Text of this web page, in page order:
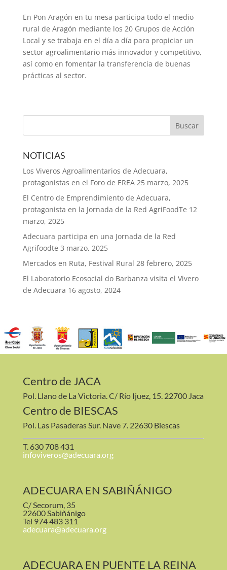
En Pon Aragón en tu mesa participa todo el medio
rural de Aragón mediante los 20 Grupos de Acción
Local y se trabaja en el día a día para propiciar un
sector agroalimentario más innovador y competitivo,
así como en fomentar la transferencia de buenas
prácticas al sector.
NOTICIAS
Los Viveros Agroalimentarios de Adecuara,
protagonistas en el Foro de EREA 25 marzo, 2025
El Centro de Emprendimiento de Adecuara,
protagonista en la Jornada de la Red AgriFoodTe 12
marzo, 2025
Adecuara participa en una Jornada de la Red
Agrifoodte 3 marzo, 2025
Mercados en Ruta, Festival Rural 28 febrero, 2025
El Laboratorio Ecosocial do Barbanza visita el Vivero
de Adecuara 16 agosto, 2024
Centro de JACA
Pol. Llano de La Victoria. C/ Río Ijuez, 15. 22700 Jaca
Centro de BIESCAS
Pol. Las Pasaderas Sur. Nave 7. 22630 Biescas
T. 630 708 431
infoviveros@adecuara.org
ADECUARA EN SABIÑÁNIGO
C/ Secorum, 35
22600 Sabiñánigo
Tel 974 483 311
adecuara@adecuara.org
ADECUARA EN PUENTE LA REINA